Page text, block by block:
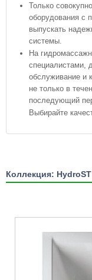
Только
оборудования с
выпускать
системы.
На
специалистами,
обслуживание и
не только в
последующий
Выбирайте
Коллекция: